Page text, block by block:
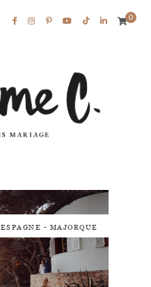
0
ESPAGNE - MAJORQUE